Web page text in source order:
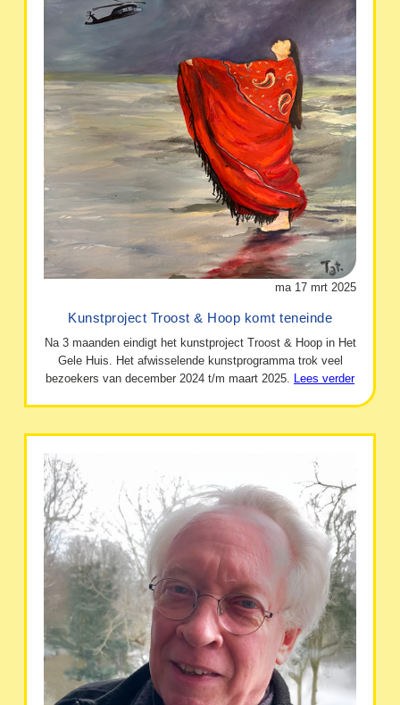
ma 17 mrt 2025
Kunstproject Troost & Hoop komt teneinde
Na 3 maanden eindigt het kunstproject Troost & Hoop in Het
Gele Huis. Het afwisselende kunstprogramma trok veel
bezoekers van december 2024 t/m maart 2025. Lees verder